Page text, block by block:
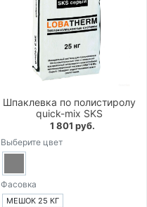
Шпаклевка по полистиролу
quick-mix SKS
1 801 руб.
Выберите цвет
Фасовка
МЕШОК 25 КГ